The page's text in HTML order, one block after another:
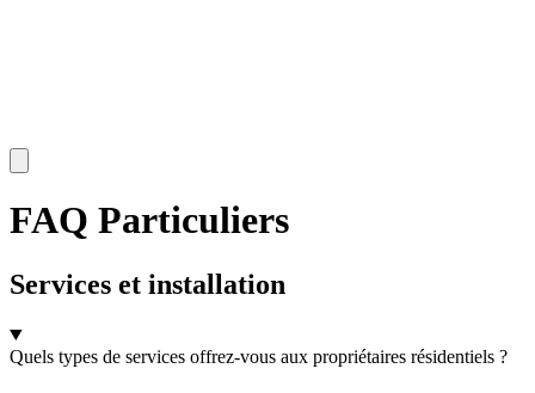
FAQ Particuliers
Services et installation
Quels types de services offrez-vous aux propriétaires résidentiels ?